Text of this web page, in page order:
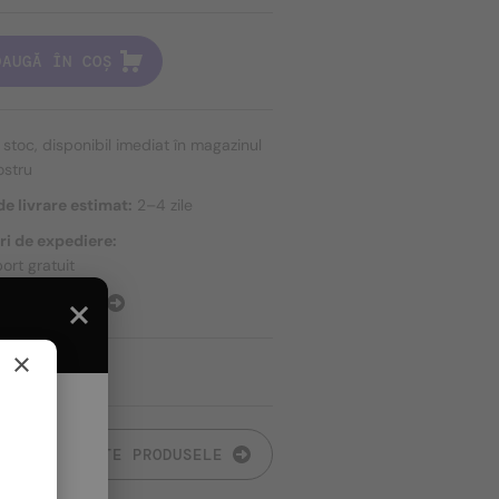
ÎN COȘ
stoc, disponibil imediat în magazinul
livrare estimat: 2–4 zile
de expediere:
gratuit
TOATE PRODUSELE
×